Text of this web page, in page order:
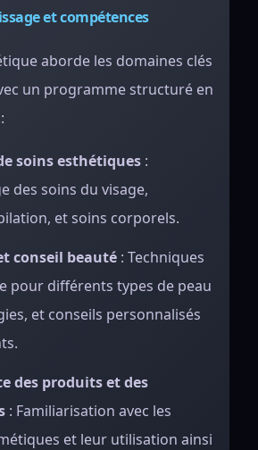
et compétences
aborde les domaines clés
un programme structuré en
soins esthétiques :
des soins du visage,
et soins corporels.
conseil beauté : Techniques
pour différents types de peau
et conseils personnalisés
des produits et des
: Familiarisation avec les
et leur utilisation ainsi